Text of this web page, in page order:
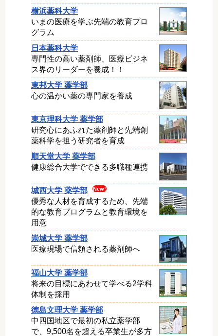
横浜薬科大学
いまの医療を学ぶ先端の教育プロ
グラム
日本薬科大学
専門性の高い薬剤師、医療ビジネ
ス界のリーダーを養成！！
東邦大学 薬学部
心の温かい薬の専門家を養成
東京理科大学 薬学部
研究心にあふれた薬剤師と先端創
薬科学を担う研究者を育成
順天堂大学 薬学部
健康総合大学でできる多職種連携
城西大学 薬学部
優秀な人材を育成するため、先端
的な教育プログラムと教育環境を
用意
崇城大学 薬学部
医療現場で信頼される薬剤師へ
福山大学 薬学部
将来の目標にあわせて学べる2学科
体制を採用
徳島文理大学 薬学部
中四国地区で最初の私立薬学部
で、9,500名を超える卒業生が多方